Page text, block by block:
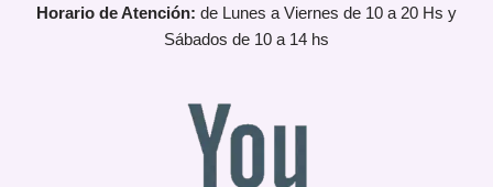
Horario de Atención: de Lunes a Viernes de 10 a 20 Hs y
Sábados de 10 a 14 hs